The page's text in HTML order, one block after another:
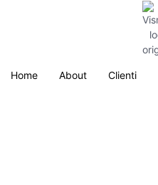
Home About Clienti